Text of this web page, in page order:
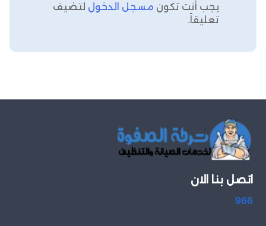
يجب أنت تكون مسجل الدخول لتضيف
تعليقاً.
اتصل بنا الان
966